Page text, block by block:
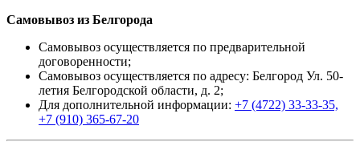
Самовывоз из Белгорода
Самовывоз осуществляется по предварительной
договоренности;
Самовывоз осуществляется по адресу: Белгород Ул. 50-
летия Белгородской области, д. 2;
Для дополнительной информации: +7 (4722) 33-33-35,
+7 (910) 365-67-20